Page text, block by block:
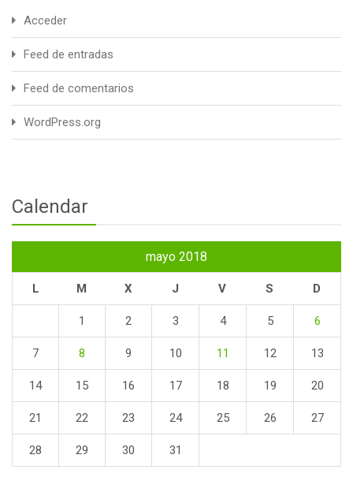
Acceder
Feed de entradas
Feed de comentarios
WordPress.org
Calendar
mayo 2018
L M X J V S D
1 2 3 4 5 6
7 8 9 10 11 12 13
14 15 16 17 18 19 20
21 22 23 24 25 26 27
28 29 30 31